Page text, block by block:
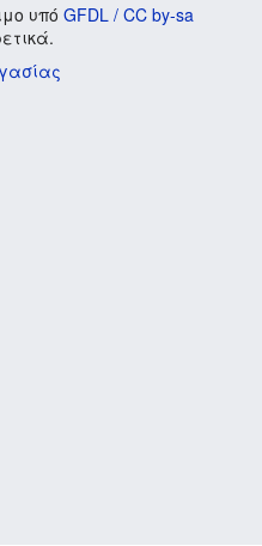
υπό GFDL / CC by-sa